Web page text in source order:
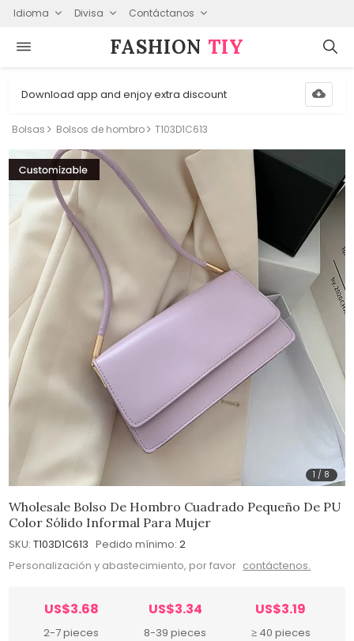
Idioma Divisa Contáctanos
FASHION⁠ TIY
Download app and enjoy extra discount
Bolsas Bolsos de hombro T103D1C613
1 / 8
Wholesale Bolso De Hombro Cuadrado Pequeño De PU
Color Sólido Informal Para Mujer
SKU: T103D1C613 Pedido mínimo: 2
Personalización y abastecimiento, por favor contáctenos.
US$3.68
2-7 pieces
US$3.34
8-39 pieces
US$3.19
≥ 40 pieces